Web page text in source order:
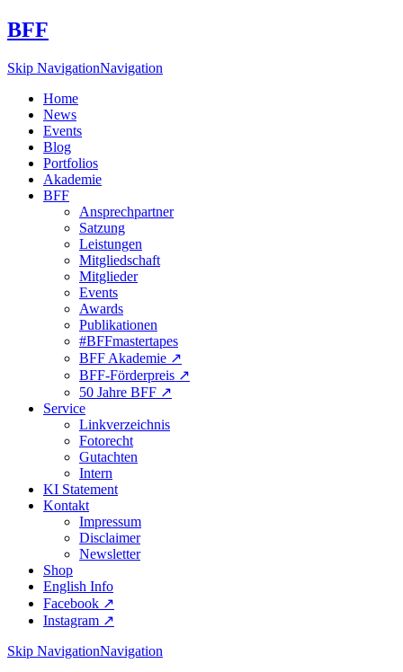
BFF
Skip NavigationNavigation
Home
News
Events
Blog
Portfolios
Akademie
BFF
Ansprechpartner
Satzung
Leistungen
Mitgliedschaft
Mitglieder
Events
Awards
Publikationen
#BFFmastertapes
BFF Akademie ↗︎
BFF-Förderpreis ↗︎
50 Jahre BFF ↗︎
Service
Linkverzeichnis
Fotorecht
Gutachten
Intern
KI Statement
Kontakt
Impressum
Disclaimer
Newsletter
Shop
English Info
Facebook ↗︎
Instagram ↗︎
Skip NavigationNavigation